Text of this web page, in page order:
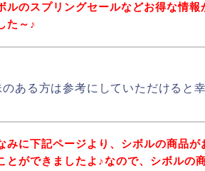
ルのスプリングセールなどお得な情報
た～♪
ある方は参考にしていただけると幸
みに下記ページより、シボルの商品が
とができましたよ♪なので、シボルの